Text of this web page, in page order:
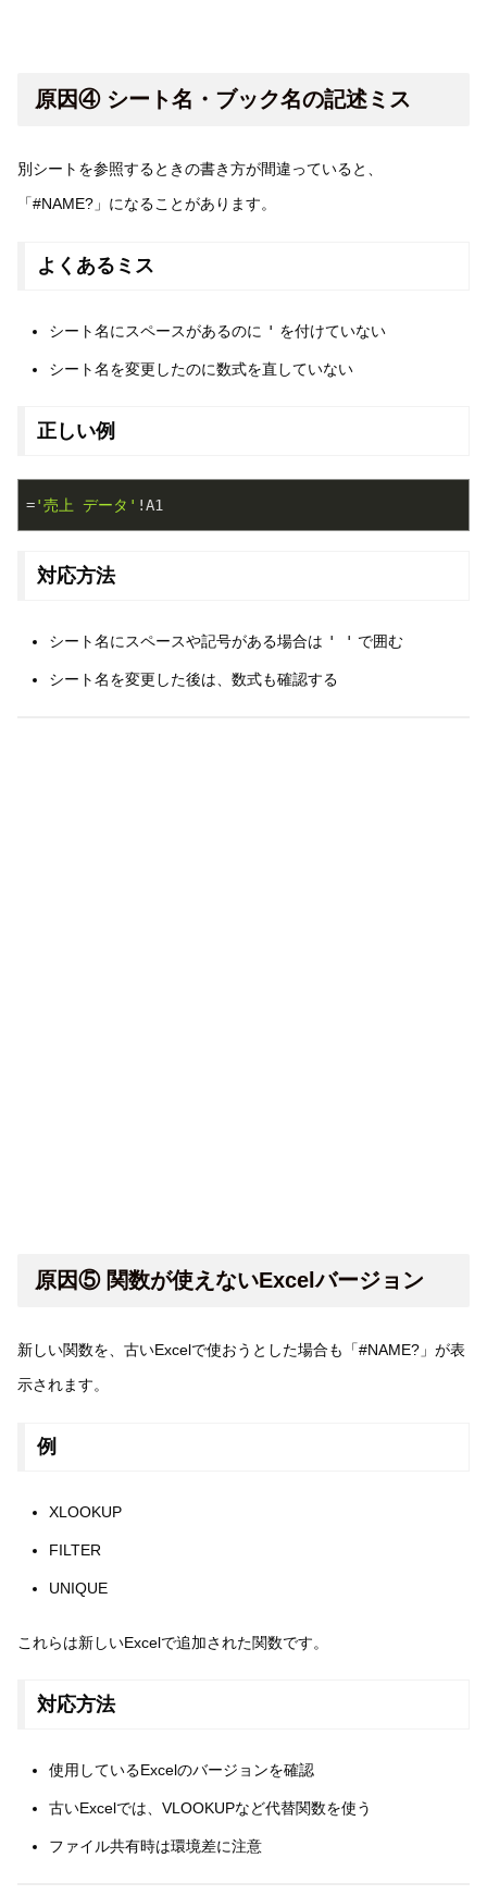
原因④ シート名・ブック名の記述ミス
別シートを参照するときの書き方が間違っていると、
「#NAME?」になることがあります。
よくあるミス
シート名にスペースがあるのに ' を付けていない
シート名を変更したのに数式を直していない
正しい例
='売上 データ'
対応方法
シート名にスペースや記号がある場合は ' ' で囲む
シート名を変更した後は、数式も確認する
原因⑤ 関数が使えないExcelバージョン
新しい関数を、古いExcelで使おうとした場合も「#NAME?」が表
示されます。
例
XLOOKUP
FILTER
UNIQUE
これらは新しいExcelで追加された関数です。
対応方法
使用しているExcelのバージョンを確認
古いExcelでは、VLOOKUPなど代替関数を使う
ファイル共有時は環境差に注意